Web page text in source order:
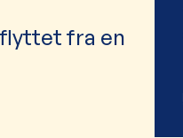
fra en